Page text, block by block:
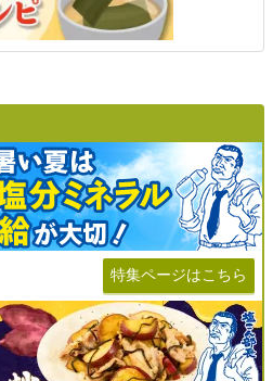
特集ページはこちら